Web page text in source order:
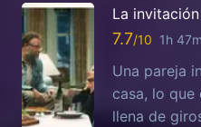
La invitación
7.7 1h
Una pareja
casa, lo que
llena de